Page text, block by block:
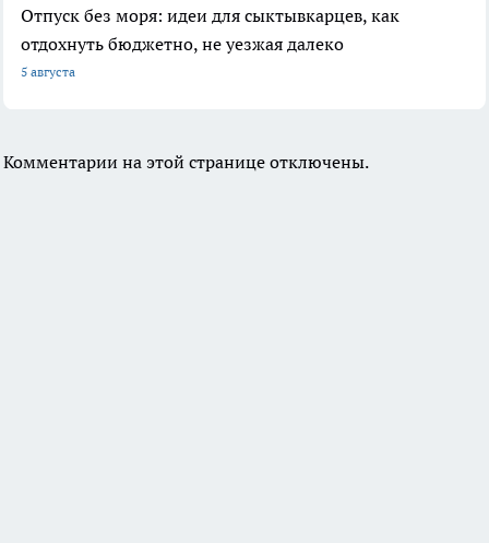
Отпуск без моря: идеи для сыктывкарцев, как
отдохнуть бюджетно, не уезжая далеко
5 августа
Комментарии на этой странице отключены.